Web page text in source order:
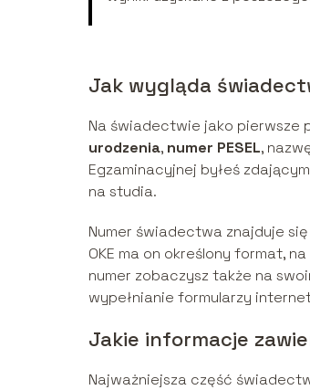
Jak wygląda
Na świadectwie jako pierwsze
urodzenia, numer PESEL,
Egzaminacyjnej byłeś
na studia.
Numer świadectwa znajduje
OKE ma on określony format,
numer zobaczysz także na
wypełnianie formularzy
Jakie informacje
Najważniejsza część